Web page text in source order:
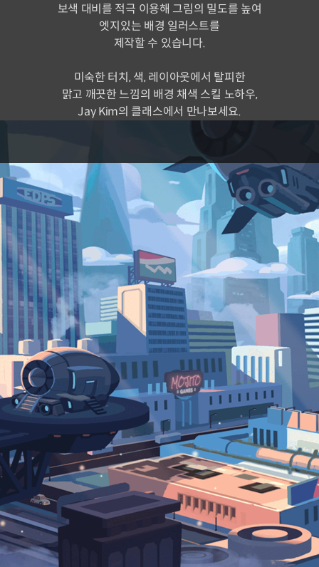
보색 대비를 적극 이용해 그림의 밀도를 높여
엣지있는 배경 일러스트를
제작할 수 있습니다.
미숙한 터치, 색, 레이아웃에서 탈피한
맑고 깨끗한 느낌의 배경 채색 스킬 노하우,
Jay Kim의 클래스에서 만나보세요.
단계별 채색 훈련을 통해
캐주얼풍 배경 일러스트
1종을 완성해봅니다.
포토샵 단축키 설정 기초 도형